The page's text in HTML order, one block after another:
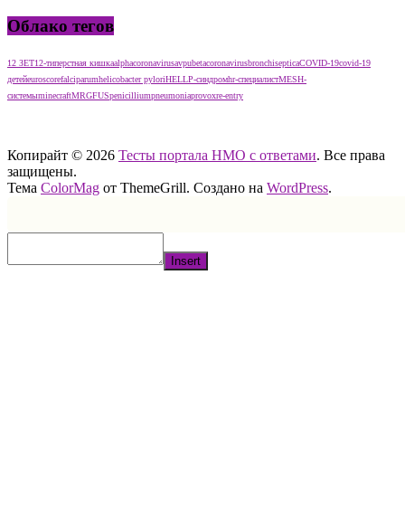
Облако тегов
12 ЗЕТ12-типерстная кишкаalphacoronavirusavpubetacoronavirusbronchisepticaCOVID-19covid-19
детейeuroscorefalciparumhelicobacter pyloriHELLP-синдромhr-специалистMESH-
системыminecraftMRGFUSpenicilliumpneumoniaprovoxre-entry
Копирайт © 2026 Тесты портала НМО с ответами. Все права
защищены.
Тема ColorMag от ThemeGrill. Создано на WordPress.
Insert